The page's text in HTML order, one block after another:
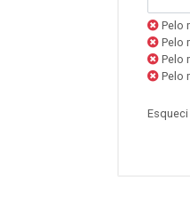
Pelo
Pelo
Pelo
Pelo